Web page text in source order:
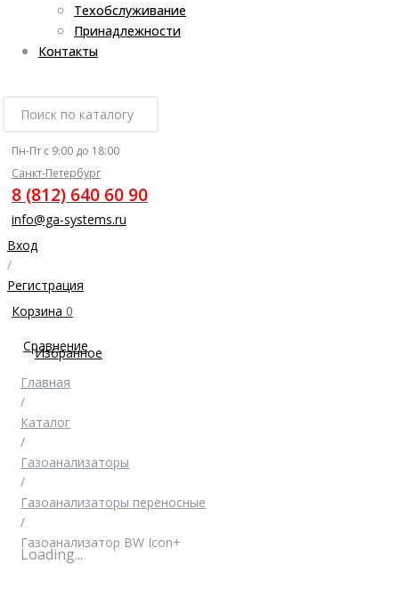
Техобслуживание
Принадлежности
Контакты
Пн-Пт с 9:00 до 18:00
Санкт-Петербург
8 (812) 640 60 90
info@ga-systems.ru
Вход
/
Регистрация
Корзина 0
Сравнение
Избранное
Главная
/
Каталог
/
Газоанализаторы
/
Газоанализаторы переносные
/
Газоанализатор BW Icon+
Loading...